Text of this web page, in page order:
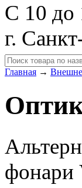
С 10 до
г.
Главная →
фонари